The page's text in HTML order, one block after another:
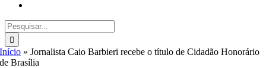
Buscar
resultados
para:
Início »Jornalista Caio Barbieri recebe o título de Cidadão Honorário
de Brasília